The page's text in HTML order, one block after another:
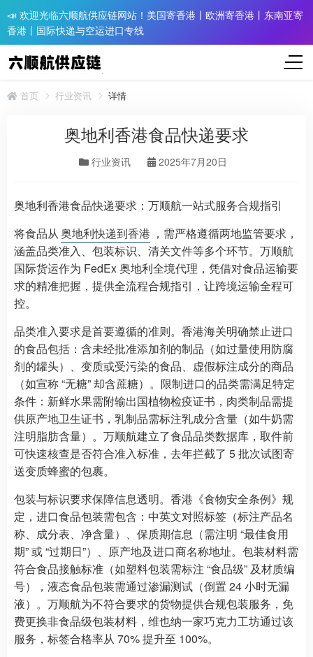
📣 欢迎光临六顺航供应链网站！美国寄香港丨欧洲寄香港丨东南亚寄
香港丨国际快递与空运进口专线
首页 行业资讯 详情
奥地利香港食品快递要求
行业资讯 2025年7月20日
奥地利香港食品快递要求：万顺航一站式服务合规指引
将食品从奥地利快递到香港 ，需严格遵循两地监管要求，
涵盖品类准入、包装标识、清关文件等多个环节。万顺航
国际货运作为 FedEx 奥地利全境代理，凭借对食品运输要
求的精准把握，提供全流程合规指引，让跨境运输全程可
控。
品类准入要求是首要遵循的准则。香港海关明确禁止进口
的食品包括：含未经批准添加剂的制品（如过量使用防腐
剂的罐头）、变质或受污染的食品、虚假标注成分的商品
（如宣称 “无糖” 却含蔗糖）。限制进口的品类需满足特定
条件：新鲜水果需附输出国植物检疫证书，肉类制品需提
供原产地卫生证书，乳制品需标注乳成分含量（如牛奶需
注明脂肪含量）。万顺航建立了食品品类数据库，取件前
可快速核查是否符合准入标准，去年拦截了 5 批次试图寄
送变质蜂蜜的包裹。
包装与标识要求保障信息透明。香港《食物安全条例》规
定，进口食品包装需包含：中英文对照标签（标注产品名
称、成分表、净含量）、保质期信息（需注明 “最佳食用
期” 或 “过期日”）、原产地及进口商名称地址。包装材料需
符合食品接触标准（如塑料包装需标注 “食品级” 及材质编
号），液态食品包装需通过渗漏测试（倒置 24 小时无漏
液）。万顺航为不符合要求的货物提供合规包装服务，免
费更换非食品级包装材料，维也纳一家巧克力工坊通过该
服务，标签合格率从 70% 提升至 100%。